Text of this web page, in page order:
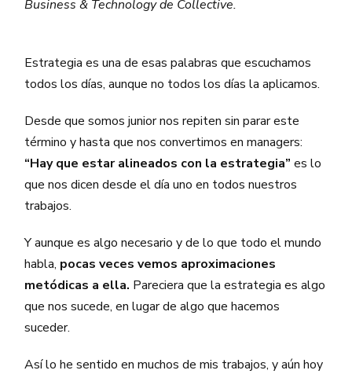
Business & Technology de Collective.
Estrategia es una de esas palabras que escuchamos
todos los días, aunque no todos los días la aplicamos.
Desde que somos junior nos repiten sin parar este
término y hasta que nos convertimos en managers:
“Hay que estar alineados con la estrategia” es lo
que nos dicen desde el día uno en todos nuestros
trabajos.
Y aunque es algo necesario y de lo que todo el mundo
habla, pocas veces vemos aproximaciones
metódicas a ella. Pareciera que la estrategia es algo
que nos sucede, en lugar de algo que hacemos
suceder.
Así lo he sentido en muchos de mis trabajos, y aún hoy